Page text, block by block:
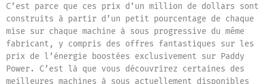
C’est parce que ces prix d’un million de dollars sont
construits à partir d’un petit pourcentage de chaque
mise sur chaque machine à sous progressive du même
fabricant, y compris des offres fantastiques sur les
prix de l’énergie boostées exclusivement sur Paddy
Power. C’est là que vous découvrirez certaines des
meilleures machines à sous actuellement disponibles